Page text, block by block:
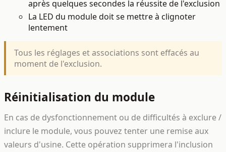
après quelques secondes la réussite de l'exclusion
La LED du module doit se mettre à clignoter
lentement
Tous les réglages et associations sont effacés au
moment de l'exclusion.
Réinitialisation du module
En cas de dysfonctionnement ou de difficultés à exclure /
inclure le module, vous pouvez tenter une remise aux
valeurs d'usine. Cette opération supprimera l'inclusion